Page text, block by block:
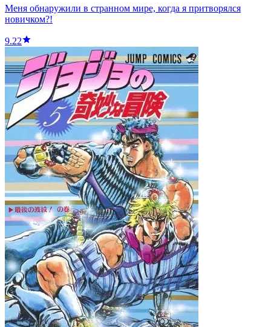
Меня обнаружили в странном мире, когда я притворялся
новичком?!
9.22